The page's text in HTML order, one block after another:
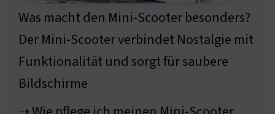
Was macht den Mini-Scooter besonders?
Der Mini-Scooter verbindet Nostalgie mit
Funktionalität und sorgt für saubere
Bildschirme